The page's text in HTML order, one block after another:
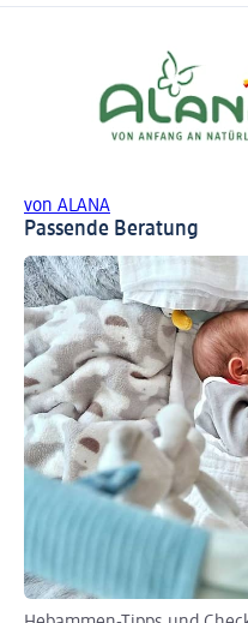
von ALANA
Passende Beratung